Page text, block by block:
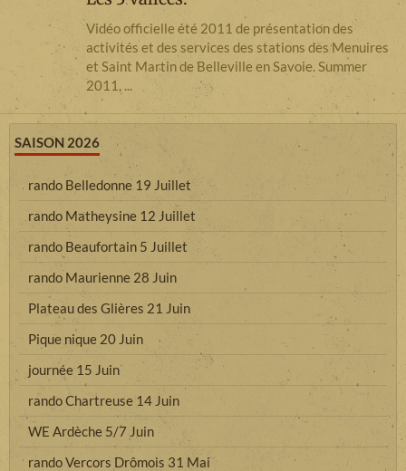
Vidéo officielle été 2011 de présentation des
activités et des services des stations des Menuires
et Saint Martin de Belleville en Savoie. Summer
2011, ...
SAISON 2026
rando Belledonne 19 Juillet
rando Matheysine 12 Juillet
rando Beaufortain 5 Juillet
rando Maurienne 28 Juin
Plateau des Glières 21 Juin
Pique nique 20 Juin
journée 15 Juin
rando Chartreuse 14 Juin
WE Ardèche 5/7 Juin
rando Vercors Drômois 31 Mai